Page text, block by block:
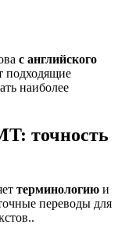
с английского
подходящие
наиболее
точность
терминологию и
переводы для